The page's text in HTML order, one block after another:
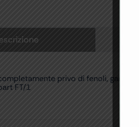
completamente privo di fenoli,
FT/1